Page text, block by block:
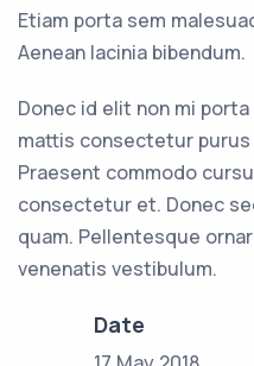
Etiam porta sem
Aenean lacinia bibendum.
Donec id elit non mi
mattis consectetur
Praesent commodo
consectetur et. Donec
quam. Pellentesque
venenatis vestibulum.
Date